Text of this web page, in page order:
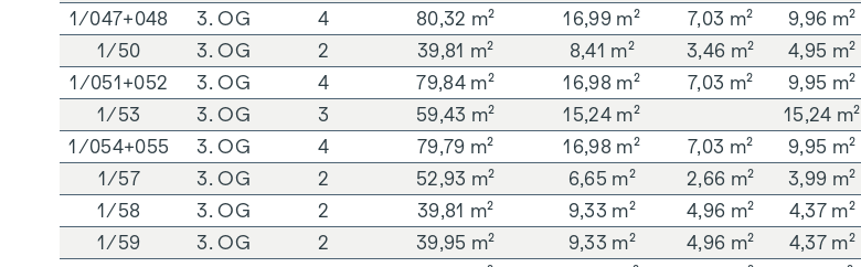
1/047+048
3. OG 4 80,32 m² 16,99 m² 7,03 m² 9,96 m²
1/50
3. OG 2 39,81 m² 8,41 m² 3,46 m² 4,95 m²
1/051+052
3. OG 4 79,84 m² 16,98 m² 7,03 m² 9,95 m²
1/53
3. OG 3 59,43 m² 15,24 m² 15,24 m²
1/054+055
3. OG 4 79,79 m² 16,98 m² 7,03 m² 9,95 m²
1/57
3. OG 2 52,93 m² 6,65 m² 2,66 m² 3,99 m²
1/58
3. OG 2 39,81 m² 9,33 m² 4,96 m² 4,37 m²
1/59
3. OG 2 39,95 m² 9,33 m² 4,96 m² 4,37 m²